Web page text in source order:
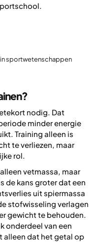
sportwetenschappen
nodig. Dat
minder energie
Training alleen is
te verliezen, maar
rol.
vetmassa, maar
de kans groter dat een
uit spiermassa
stofwisseling verlagen
gewicht te behouden.
onderdeel van een
alleen dat het getal op